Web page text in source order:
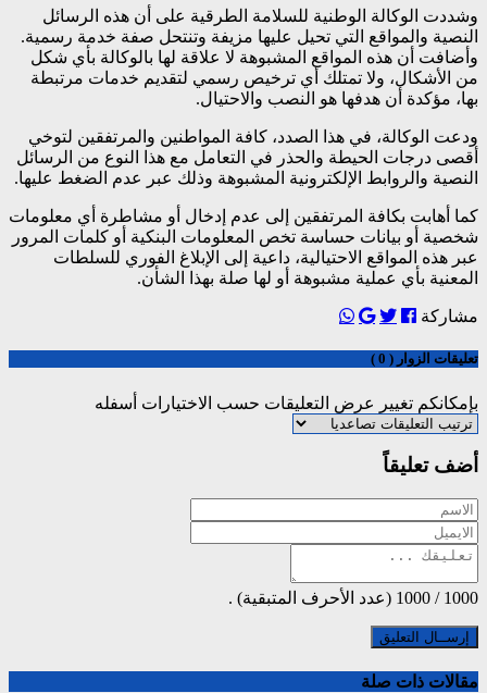
وشددت الوكالة الوطنية للسلامة الطرقية على أن هذه الرسائل
النصية والمواقع التي تحيل عليها مزيفة وتنتحل صفة خدمة رسمية.
وأضافت أن هذه المواقع المشبوهة لا علاقة لها بالوكالة بأي شكل
من الأشكال، ولا تمتلك أي ترخيص رسمي لتقديم خدمات مرتبطة
بها، مؤكدة أن هدفها هو النصب والاحتيال.
ودعت الوكالة، في هذا الصدد، كافة المواطنين والمرتفقين لتوخي
أقصى درجات الحيطة والحذر في التعامل مع هذا النوع من الرسائل
النصية والروابط الإلكترونية المشبوهة وذلك عبر عدم الضغط عليها.
كما أهابت بكافة المرتفقين إلى عدم إدخال أو مشاطرة أي معلومات
شخصية أو بيانات حساسة تخص المعلومات البنكية أو كلمات المرور
عبر هذه المواقع الاحتيالية، داعية إلى الإبلاغ الفوري للسلطات
المعنية بأي عملية مشبوهة أو لها صلة بهذا الشأن.
مشاركة
تعليقات الزوار ( 0 )
بإمكانكم تغيير عرض التعليقات حسب الاختيارات أسفله
أضف تعليقاً
1000
/
1000 (عدد الأحرف المتبقية) .
مقالات ذات صلة